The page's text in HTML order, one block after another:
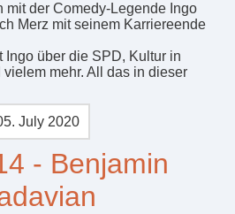
mit der Comedy-Legende Ingo
Merz mit seinem Karriereende
über die SPD, Kultur in
mehr. All das in dieser
July 2020
- Benjamin